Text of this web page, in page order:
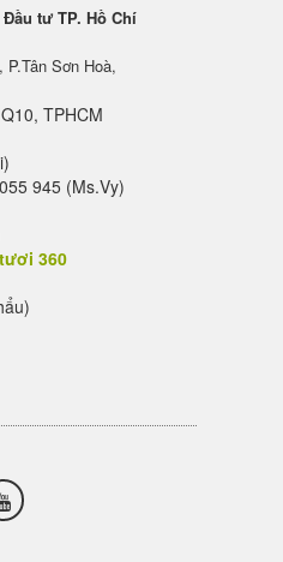
tư TP. Hồ Chí
Sơn Hoà,
TPHCM
945 (Ms.Vy)
360